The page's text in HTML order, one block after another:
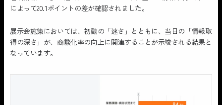
によって20.1ポイントの差が確認されました。
展示会施策においては、初動の「速さ」とともに、当日の「情報取
得の深さ」が、商談化率の向上に関連することが示唆される結果と
なっています。